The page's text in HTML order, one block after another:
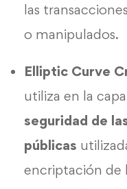
las
o manipulados.
Elliptic Curve
utiliza en la
seguridad de
públicas
encriptación de